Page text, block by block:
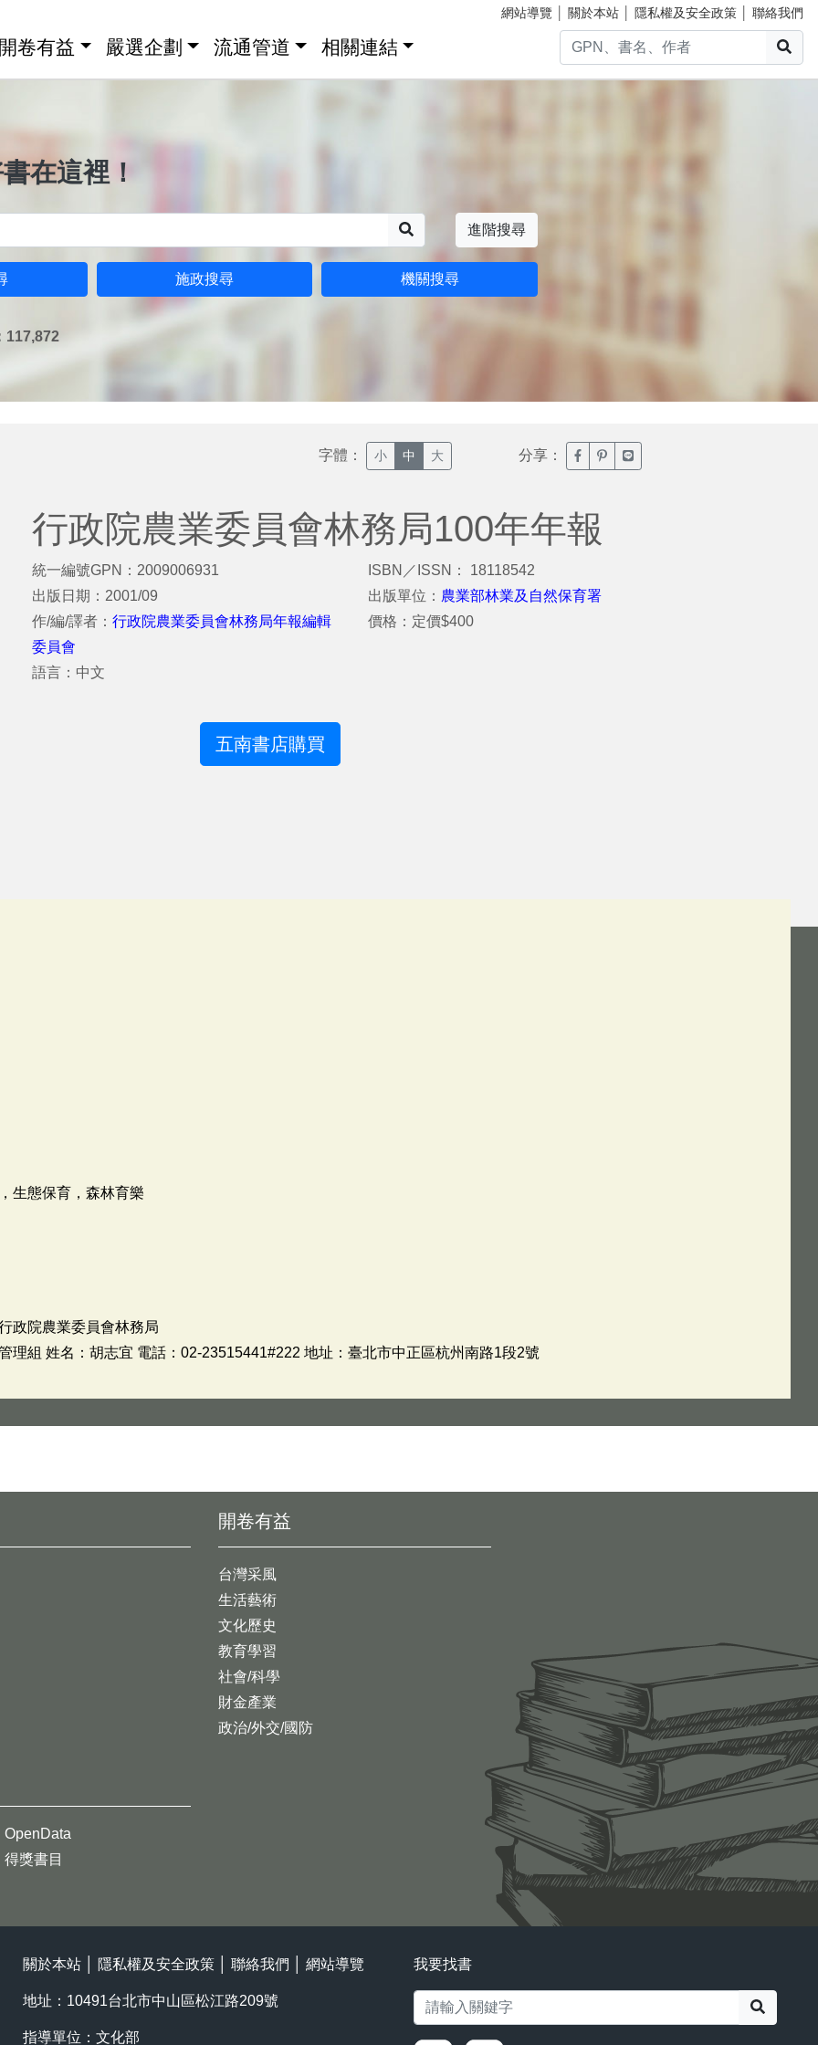
網站導覽 關於本站 隱私權及安全政策 聯絡我們
卷有益 嚴選企劃 流通管道 相關連結
在這裡！
進階搜尋
施政搜尋 機關搜尋
117,872
字體： 小 中 大 分享： 臉書分享(另開新視窗)
噗浪分享(另開新視窗)
Line分享(另開新視窗)
行政院農業委員會林務局100年年報
統一編號GPN：2009006931
出版日期：2001/09
作/編/譯者： 行政院農業委員會林務局年報編輯
委員會
語言：中文
ISBN／ISSN： 18118542
出版單位： 農業部林業及自然保育署
價格：定價$400
五南書店購買
生態保育，森林育樂
政院農業委員會林務局
理組 姓名：胡志宜 電話：02-23515441#222 地址：臺北市中正區杭州南路1段2號
開卷有益
台灣采風
生活藝術
文化歷史
教育學習
社會/科學
財金產業
政治/外交/國防
OpenData
得獎書目
關於本站 隱私權及安全政策 聯絡我們 網站導覽
地址：10491台北市中山區松江路209號
指導單位：文化部
我要找書